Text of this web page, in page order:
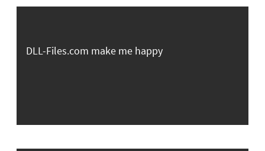
DLL-Files.com make me happy